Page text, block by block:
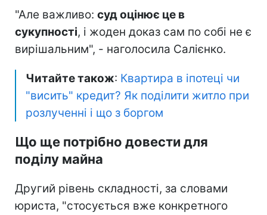
"Але важливо: суд оцінює це в
сукупності, і жоден доказ сам по собі не є
вирішальним", - наголосила Салієнко.
Читайте також: Квартира в іпотеці чи
"висить" кредит? Як поділити житло при
розлученні і що з боргом
Що ще потрібно довести для
поділу майна
Другий рівень складності, за словами
юриста, "стосується вже конкретного